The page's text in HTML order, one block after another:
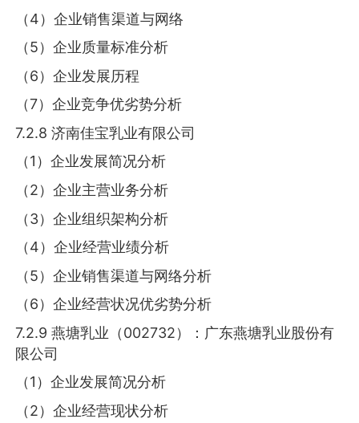
（4）企业销售渠道与网络
（5）企业质量标准分析
（6）企业发展历程
（7）企业竞争优劣势分析
7.2.8 济南佳宝乳业有限公司
（1）企业发展简况分析
（2）企业主营业务分析
（3）企业组织架构分析
（4）企业经营业绩分析
（5）企业销售渠道与网络分析
（6）企业经营状况优劣势分析
7.2.9 燕塘乳业（002732）：广东燕塘乳业股份有
限公司
（1）企业发展简况分析
（2）企业经营现状分析